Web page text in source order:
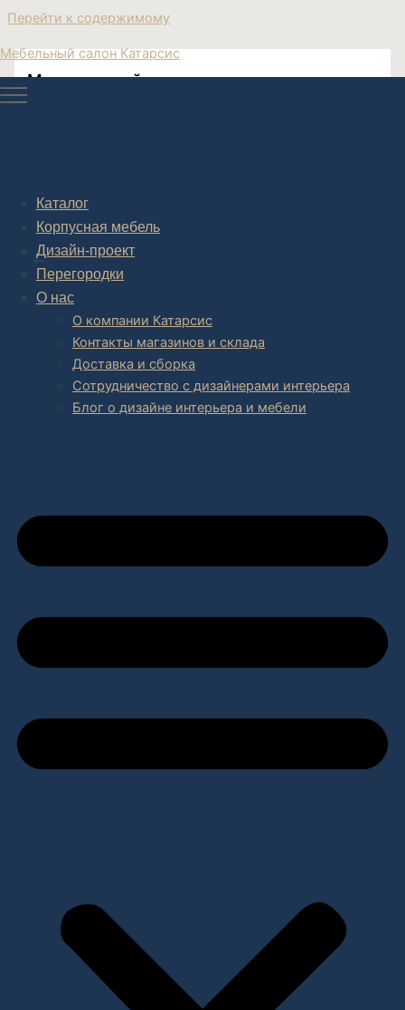
Перейти к содержимому
Мебельный салон Катарсис
Каталог
Корпусная мебель
Дизайн-проект
Перегородки
О нас
О компании Катарсис
Контакты магазинов и склада
Доставка и сборка
Сотрудничество с дизайнерами интерьера
Блог о дизайне интерьера и мебели
Москва дизайнерские столы
Post navigation
НАЗАД